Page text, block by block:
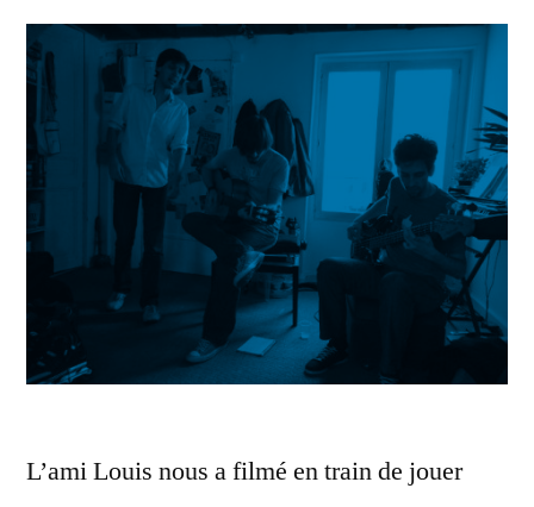
L’ami Louis nous a filmé en train de jouer